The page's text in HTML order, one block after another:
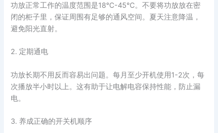
功放正常工作的温度范围是18℃-45℃。不要将功放放在密
闭的柜子里，保证周围有足够的通风空间。夏天注意降温，
避免阳光直射。
2. 定期通电
功放长期不用反而容易出问题。每月至少开机使用1-2次，每
次播放半小时以上。这有助于让电解电容保持性能，防止漏
电。
3. 养成正确的开关机顺序